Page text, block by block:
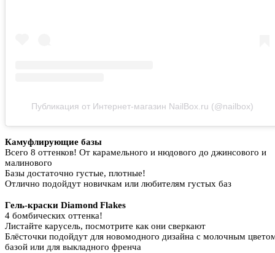
Публикация от Интернет-магазин NailBox.ru (@nailbox)
Камуфлирующие базы
Всего 8 оттенков! От карамельного и нюдового до джинсового и
малинового
Базы достаточно густые, плотные!
Отлично подойдут новичкам или любителям густых баз
Гель-краски Diamond Flakes
4 бомбических оттенка!
Листайте карусель, посмотрите как они сверкают
Блёсточки подойдут для новомодного дизайна с молочным
базой или для выкладного френча